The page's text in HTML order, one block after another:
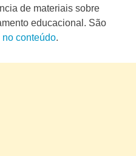
de materiais sobre
educacional. São
conteúdo.